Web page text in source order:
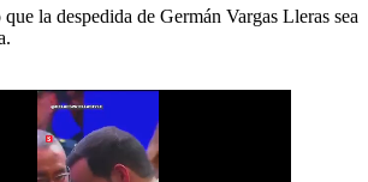
la despedida de Germán Vargas Lleras sea